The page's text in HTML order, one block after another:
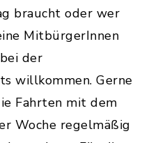
braucht oder wer
MitbürgerInnen
der
willkommen. Gerne
Fahrten mit dem
Woche regelmäßig